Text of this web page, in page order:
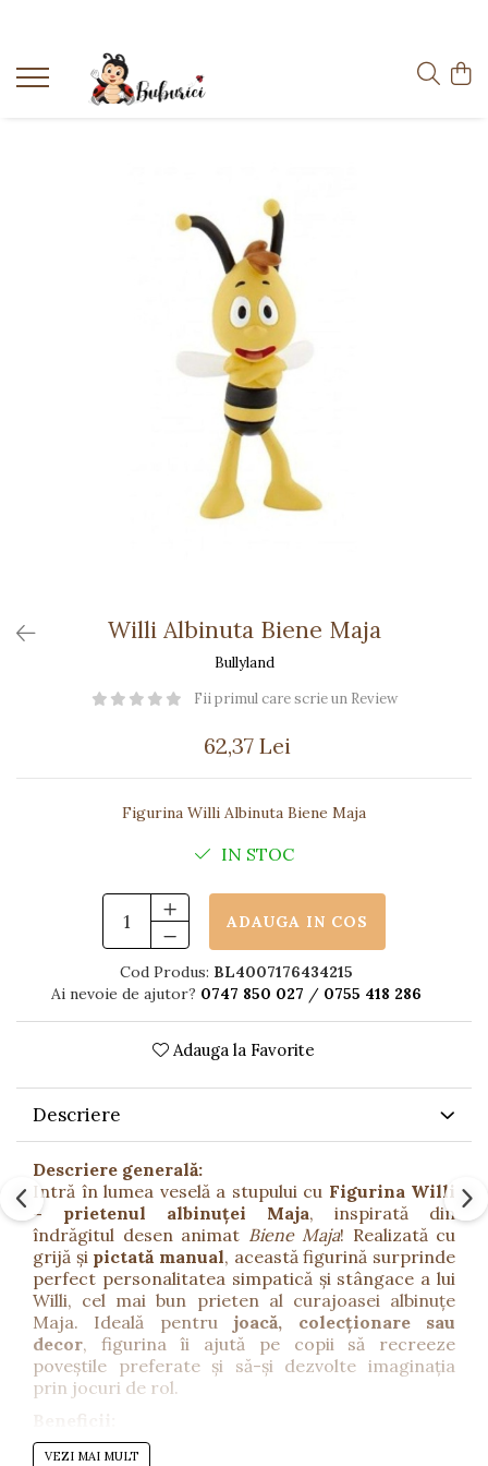
Categorii
5-7 Ani
Willi Albinuta Biene Maja
Bullyland
Fii primul care scrie un Review
62,37 Lei
Figurina Willi Albinuta Biene Maja
IN STOC
ADAUGA IN COS
Cod Produs: BL4007176434215
Ai nevoie de ajutor? 0747 850 027 / 0755 418 286
Adauga la Favorite
Descriere
Descriere generală:
Intră în lumea veselă a stupului cu Figurina Willi
– prietenul albinuței Maja, inspirată din
îndrăgitul desen animat Biene Maja! Realizată cu
grijă și pictată manual, această figurină surprinde
perfect personalitatea simpatică și stângace a lui
Willi, cel mai bun prieten al curajoasei albinuțe
Maja. Ideală pentru joacă, colecționare sau
decor, figurina îi ajută pe copii să recreeze
poveștile preferate și să-și dezvolte imaginația
prin jocuri de rol.
Beneficii:
Încurajează imaginația și jocul de rol.
VEZI MAI MULT